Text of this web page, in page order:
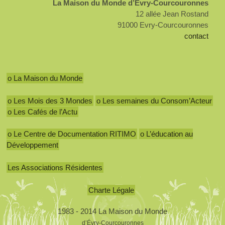
La Maison du Monde d’Evry-Courcouronnes
12 allée Jean Rostand
91000 Evry-Courcouronnes
contact
o La Maison du Monde
o Les Mois des 3 Mondes o Les semaines du Consom’Acteur
o Les Cafés de l’Actu
o Le Centre de Documentation RITIMO o L’éducation au
Développement
Les Associations Résidentes
Charte Légale
1983 - 2014 La Maison du Monde
d’Évry-Courcouronnes